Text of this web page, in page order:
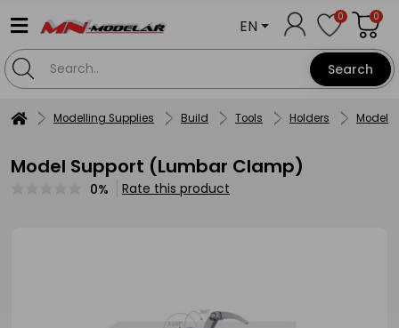
Search
EN 0 0
Modelling Supplies Build Tools Holders Model
Model Support (Lumbar Clamp)
0% Rate this product